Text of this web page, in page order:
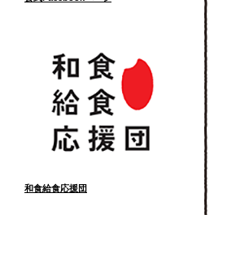
和食給食応援団